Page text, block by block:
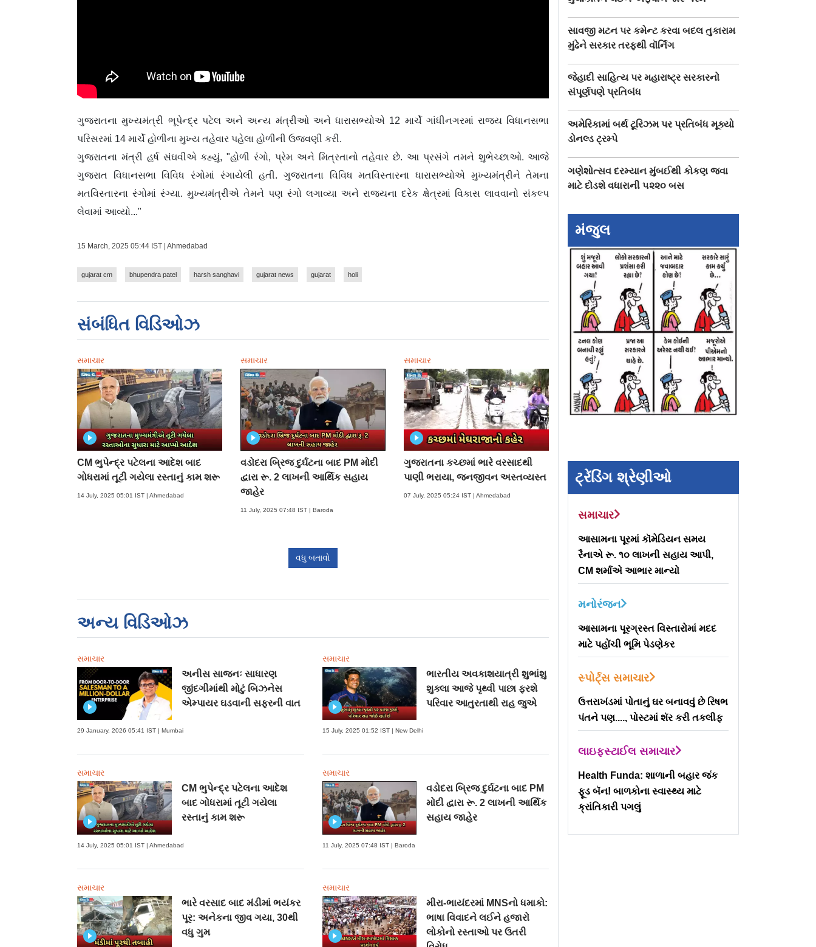
ગુજરાતના મુખ્યમંત્રી ભૂપેન્દ્ર પટેલ અને અન્ય મંત્રીઓ અને ધારાસભ્યોએ 12 માર્ચે ગાંધીનગરમાં રાજ્ય વિધાનસભા
પરિસરમાં 14 માર્ચે હોળીના મુખ્ય તહેવાર પહેલા હોળીની ઉજવણી કરી.
ગુજરાતના મંત્રી હર્ષ સંઘવીએ કહ્યું, "હોળી રંગો, પ્રેમ અને મિત્રતાનો તહેવાર છે. આ પ્રસંગે તમને શુભેચ્છાઓ. આજે
ગુજરાત વિધાનસભા વિવિધ રંગોમાં રંગાયેલી હતી. ગુજરાતના વિવિધ મતવિસ્તારના ધારાસભ્યોએ મુખ્યમંત્રીને તેમના
મતવિસ્તારના રંગોમાં રંગ્યા. મુખ્યમંત્રીએ તેમને પણ રંગો લગાવ્યા અને રાજ્યના દરેક ક્ષેત્રમાં વિકાસ લાવવાનો સંકલ્પ
લેવામાં આવ્યો..."
15 March, 2025 05:44 IST | Ahmedabad
gujarat cm bhupendra patel harsh sanghavi gujarat news gujarat holi
સંબંધિત વિડિઓઝ
સમાચાર
CM ભુપેન્દ્ર પટેલના આદેશ બાદ
ગોધરામાં તૂટી ગયેલા રસ્તાનું કામ શરૂ
14 July, 2025 05:01 IST | Ahmedabad
સમાચાર
વડોદરા બ્રિજ દુર્ઘટના બાદ PM મોદી
દ્વારા રૂ. 2 લાખની આર્થિક સહાય
જાહેર
11 July, 2025 07:48 IST | Baroda
સમાચાર
ગુજરાતના કચ્છમાં ભારે વરસાદથી
પાણી ભરાયા, જનજીવન અસ્તવ્યસ્ત
07 July, 2025 05:24 IST | Ahmedabad
વધુ બતાવો
અન્ય વિડિઓઝ
સમાચાર
અનીસ સાજનઃ સાધારણ
જીંદગીમાંથી મોટું બિઝનેસ
એમ્પાયર ઘડવાની સફરની વાત
29 January, 2026 05:41 IST | Mumbai
સમાચાર
ભારતીય અવકાશયાત્રી શુભાંશુ
શુક્લા આજે પૃથ્વી પાછા ફરશે
પરિવાર આતુરતાથી રાહ જુએ
15 July, 2025 01:52 IST | New Delhi
સમાચાર
CM ભુપેન્દ્ર પટેલના આદેશ
બાદ ગોધરામાં તૂટી ગયેલા
રસ્તાનું કામ શરૂ
14 July, 2025 05:01 IST | Ahmedabad
સમાચાર
વડોદરા બ્રિજ દુર્ઘટના બાદ PM
મોદી દ્વારા રૂ. 2 લાખની આર્થિક
સહાય જાહેર
11 July, 2025 07:48 IST | Baroda
સમાચાર
ભારે વરસાદ બાદ મંડીમાં ભયંકર
પૂર: અનેકના જીવ ગયા, 30થી
વધુ ગુમ
સમાચાર
મીરા-ભાયંદરમાં MNSનો ધમાકો:
ભાષા વિવાદને લઈને હજારો
લોકોનો રસ્તાઓ પર ઉતરી
સાવજી મટન પર કમેન્ટ કરવા બદલ તુકારામ
મુંઢેને સરકાર તરફથી વૉર્નિંગ
જેહાદી સાહિત્ય પર મહારાષ્ટ્ર સરકારનો
સંપૂર્ણપણે પ્રતિબંધ
અમેરિકામાં બર્થ ટૂરિઝમ પર પ્રતિબંધ મૂક્યો
ડોનલ્ડ ટ્રમ્પે
ગણેશોત્સવ દરમ્યાન મુંબઈથી કોકણ જવા
માટે દોડશે વધારાની ૫૨૨૦ બસ
મંજુલ
ટ્રેંડિંગ શ્રેણીઓ
સમાચાર
આસામના પૂરમાં કૉમેડિયન સમય
રૈનાએ રૂ. ૧૦ લાખની સહાય આપી,
CM શર્માએ આભાર માન્યો
મનોરંજન
આસામના પૂરગ્રસ્ત વિસ્તારોમાં મદદ
માટે પહોંચી ભૂમિ પેડણેકર
સ્પોર્ટ્સ સમાચાર
ઉત્તરાખંડમાં પોતાનું ઘર બનાવવું છે રિષભ
પંતને પણ...., પોસ્ટમાં શૅર કરી તકલીફ
લાઇફસ્ટાઈલ સમાચાર
Health Funda: શાળાની બહાર જંક
ફૂડ બૅન! બાળકોના સ્વાસ્થ્ય માટે
ક્રાંતિકારી પગલું